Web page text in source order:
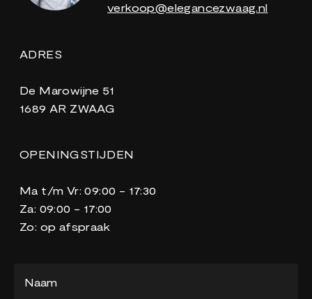
verkoop@elegancezwaag.nl
ADRES
De Marowijne 51
1689 AR ZWAAG
OPENINGSTIJDEN
Ma t/m Vr: 09:00 - 17:30
Za: 09:00 - 17:00
Zo: op afspraak